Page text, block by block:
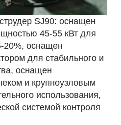
SJ90: оснащен
45-55 кВт для
20%, оснащен
для стабильного и
оснащен
и крупноузловым
использования,
системой контроля